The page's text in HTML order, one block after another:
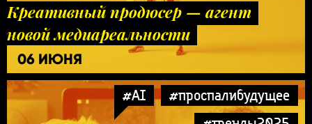
Креативный продюсер — агент
новой медиареальности
06 ИЮНЯ
#AI
#проспалибудущее